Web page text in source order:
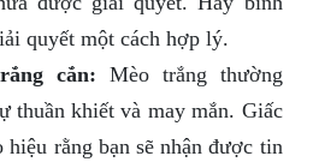
quyết một cách hợp lý.
cắn: Mèo trắng thường
thuần khiết và may mắn. Giấc
hiệu rằng bạn sẽ nhận được tin